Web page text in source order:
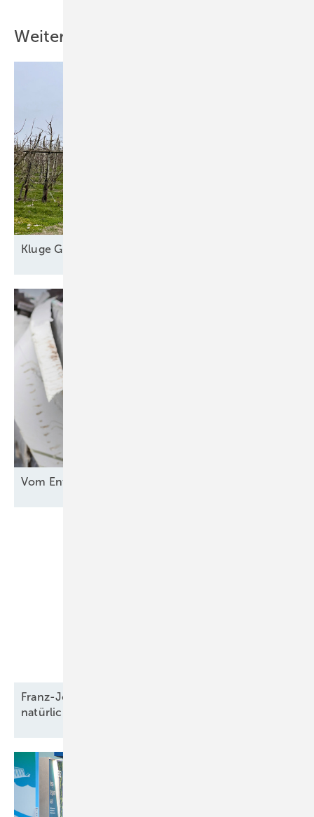
Weitere Inhalte
Kl ugeGrünstromautomaten
Vom Entsorgungsproblem zur
Franz-Josef Feilmeier: „Die Co-Location ist der
natürliche Anwendungsfall für